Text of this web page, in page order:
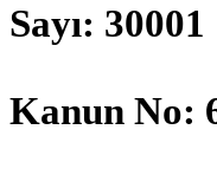
Sayı: 30001
Kanun No: